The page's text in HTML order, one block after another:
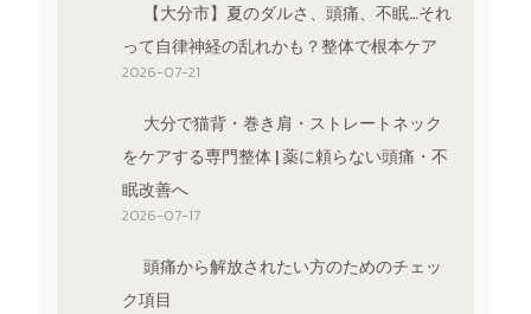
【大分市】夏のダルさ、頭痛、不眠…それ
って自律神経の乱れかも？整体で根本ケア
2026-07-21
大分で猫背・巻き肩・ストレートネック
をケアする専門整体 | 薬に頼らない頭痛・不
眠改善へ
2026-07-17
頭痛から解放されたい方のためのチェッ
ク項目